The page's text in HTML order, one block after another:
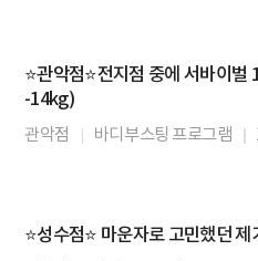
⭐관악점⭐전지점 중에 서바이
-14kg)
관악점 바디부스팅 프로그램
⭐성수점⭐ 마운자로 고민했던